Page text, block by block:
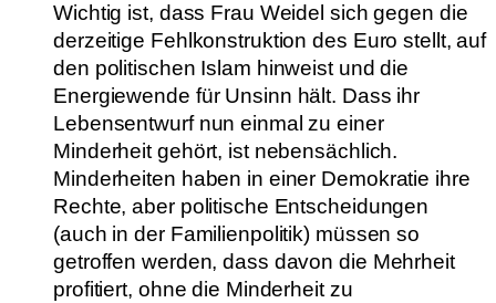
Wichtig ist, dass Frau Weidel sich gegen die
derzeitige Fehlkonstruktion des Euro stellt, auf
den politischen Islam hinweist und die
Energiewende für Unsinn hält. Dass ihr
Lebensentwurf nun einmal zu einer
Minderheit gehört, ist nebensächlich.
Minderheiten haben in einer Demokratie ihre
Rechte, aber politische Entscheidungen
(auch in der Familienpolitik) müssen so
getroffen werden, dass davon die Mehrheit
profitiert, ohne die Minderheit zu